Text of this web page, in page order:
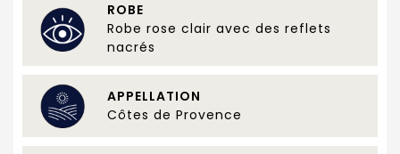
ROBE
Robe rose clair avec des reflets
nacrés
APPELLATION
Côtes de Provence